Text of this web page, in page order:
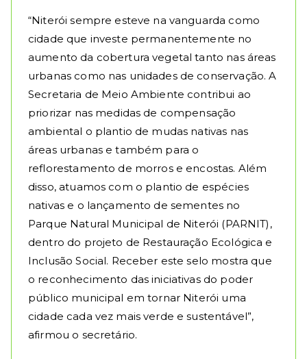
“Niterói sempre esteve na vanguarda como
cidade que investe permanentemente no
aumento da cobertura vegetal tanto nas áreas
urbanas como nas unidades de conservação. A
Secretaria de Meio Ambiente contribui ao
priorizar nas medidas de compensação
ambiental o plantio de mudas nativas nas
áreas urbanas e também para o
reflorestamento de morros e encostas. Além
disso, atuamos com o plantio de espécies
nativas e o lançamento de sementes no
Parque Natural Municipal de Niterói (PARNIT),
dentro do projeto de Restauração Ecológica e
Inclusão Social. Receber este selo mostra que
o reconhecimento das iniciativas do poder
público municipal em tornar Niterói uma
cidade cada vez mais verde e sustentável”,
afirmou o secretário.